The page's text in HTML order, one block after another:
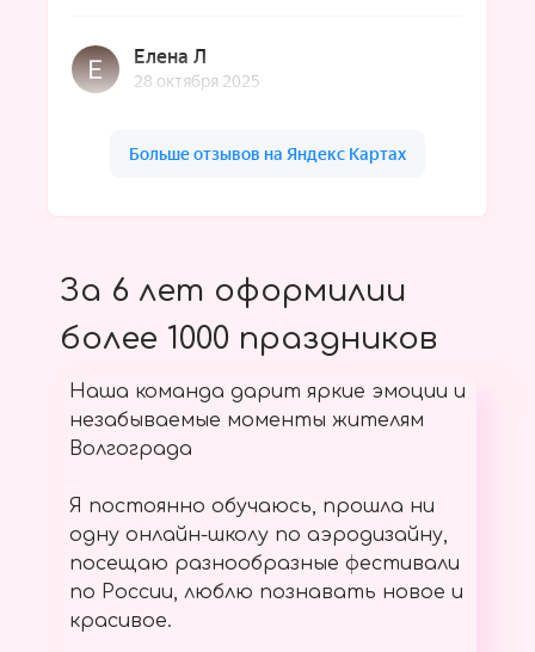
За 6 лет оформилии
более 1000 праздников
Наша команда дарит яркие эмоции и
незабываемые моменты жителям
Волгограда
Я постоянно обучаюсь, прошла ни
одну онлайн-школу по аэродизайну,
посещаю разнообразные фестивали
по России, люблю познавать новое и
красивое.